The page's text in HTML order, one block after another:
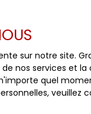
Société Worldline,
Pour en savoir
veuillez consulter
sur notre site.
nos services et
quel
veuillez